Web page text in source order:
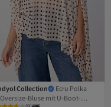
Collection
Ecru Polka
Bluse mit U-Boot-